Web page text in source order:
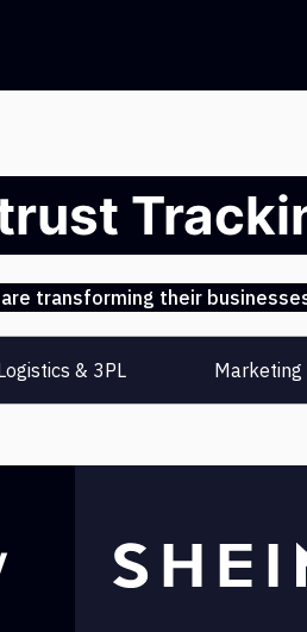
transforming their
& 3PL Marketing